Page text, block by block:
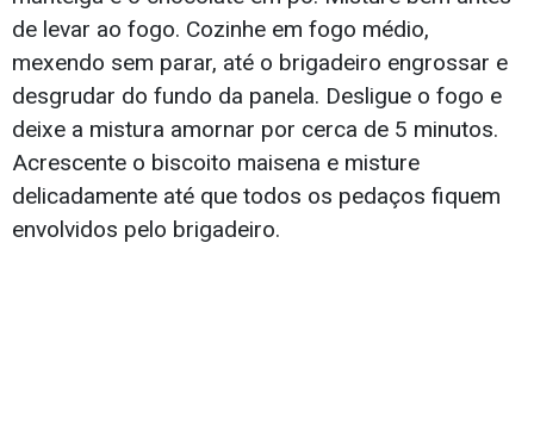
de levar ao fogo. Cozinhe em fogo médio,
mexendo sem parar, até o brigadeiro engrossar e
desgrudar do fundo da panela. Desligue o fogo e
deixe a mistura amornar por cerca de 5 minutos.
Acrescente o biscoito maisena e misture
delicadamente até que todos os pedaços fiquem
envolvidos pelo brigadeiro.